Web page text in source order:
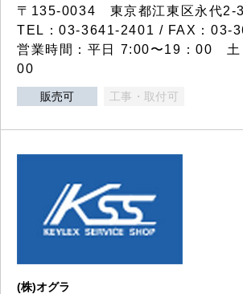
〒135-0034 東京都江東区永代2-
TEL：03-3641-2401 / FAX：03-
営業時間：平日 7:00〜19：00 土
00
販売可 工事・取付可
(株)オグラ